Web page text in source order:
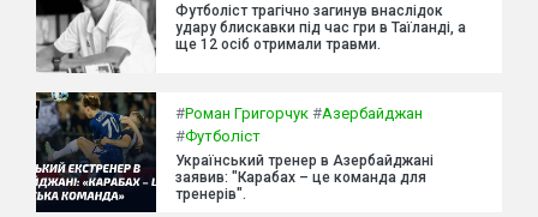
Футболіст трагічно загинув внаслідок
удару блискавки під час гри в Таїланді, а
ще 12 осіб отримали травми.
#Роман Григорчук #Азербайджан
#Футболіст
Український тренер в Азербайджані
заявив: "Карабах – це команда для
тренерів".